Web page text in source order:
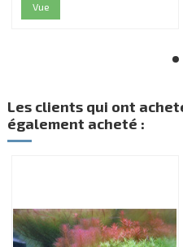
Vue
Les clients qui ont
également acheté :